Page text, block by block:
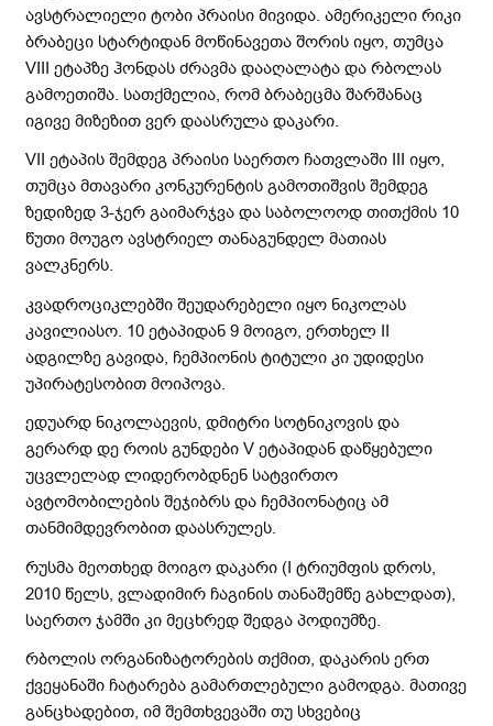
ავსტრალიელი ტობი პრაისი მივიდა. ამერიკელი რიკი
ბრაბეცი სტარტიდან მოწინავეთა შორის იყო, თუმცა
VIII ეტაპზე ჰონდას ძრავმა დააღალატა და რბოლას
გამოეთიშა. სათქმელია, რომ ბრაბეცმა შარშანაც
იგივე მიზეზით ვერ დაასრულა დაკარი.
VII ეტაპის შემდეგ პრაისი საერთო ჩათვლაში III იყო,
თუმცა მთავარი კონკურენტის გამოთიშვის შემდეგ
ზედიზედ 3-ჯერ გაიმარჯვა და საბოლოოდ თითქმის 10
წუთი მოუგო ავსტრიელ თანაგუნდელ მათიას
ვალკნერს.
კვადროციკლებში შეუდარებელი იყო ნიკოლას
კავილიასო. 10 ეტაპიდან 9 მოიგო, ერთხელ II
ადგილზე გავიდა, ჩემპიონის ტიტული კი უდიდესი
უპირატესობით მოიპოვა.
ედუარდ ნიკოლაევის, დმიტრი სოტნიკოვის და
გერარდ დე როის გუნდები V ეტაპიდან დაწყებული
უცვლელად ლიდერობდნენ სატვირთო
ავტომობილების შეჯიბრს და ჩემპიონატიც ამ
თანმიმდევრობით დაასრულეს.
რუსმა მეოთხედ მოიგო დაკარი (I ტრიუმფის დროს,
2010 წელს, ვლადიმირ ჩაგინის თანაშემწე გახლდათ),
საერთო ჯამში კი მეცხრედ შედგა პოდიუმზე.
რბოლის ორგანიზატორების თქმით, დაკარის ერთ
ქვეყანაში ჩატარება გამართლებული გამოდგა. მათივე
განცხადებით, იმ შემთხვევაში თუ სხვებიც